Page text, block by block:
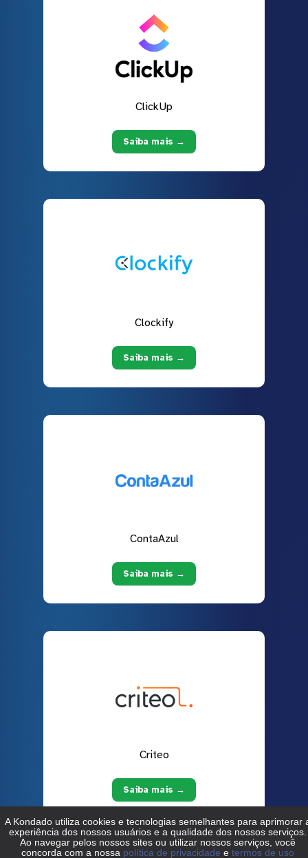
ClickUp
Saiba mais →
Clockify
Saiba mais →
ContaAzul
Saiba mais →
Criteo
Saiba mais →